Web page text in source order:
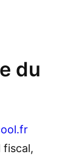
du
fiscal,